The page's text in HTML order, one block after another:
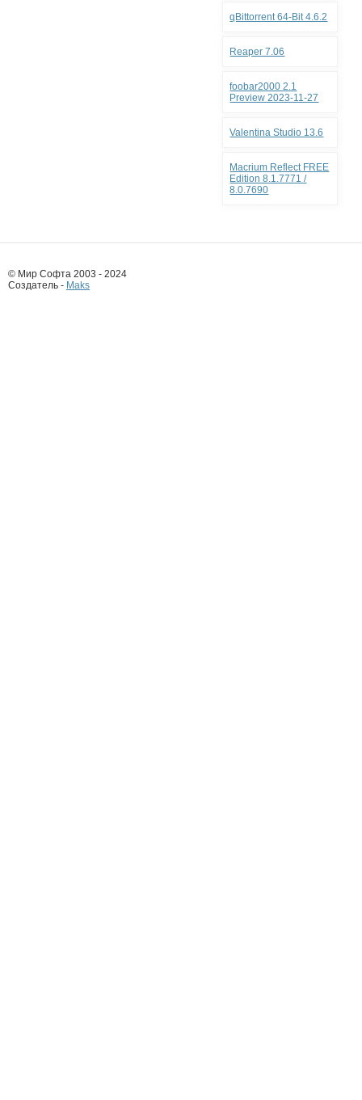
qBittorrent 64-Bit 4.6.2
Reaper 7.06
foobar2000 2.1
Preview 2023-11-27
Valentina Studio 13.6
Macrium Reflect FREE
Edition 8.1.7771 /
8.0.7690
© Мир Софта 2003 - 2024
Создатель - Maks